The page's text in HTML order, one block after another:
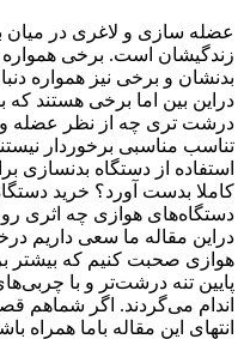
عضله سازی و لاغری در میان
زندگیشان است. برخی
بدنشان و برخی نیز همواره
دراین بین اما برخی هستند که
درشت تری چه از نظر عضله و
تناسب مناسبی برخوردار
استفاده از دستگاه بدنسازی
کاملا بدست آورد؟ خرید
دستگاه‌های هوازی چه اثری
دراین مقاله ما سعی داریم
هوازی صحبت کنیم که بیشتر
پایین تنه درشت‌تر و با
اندام می‌گردند. اگر شماهم
انتهای این مقاله باما همراه